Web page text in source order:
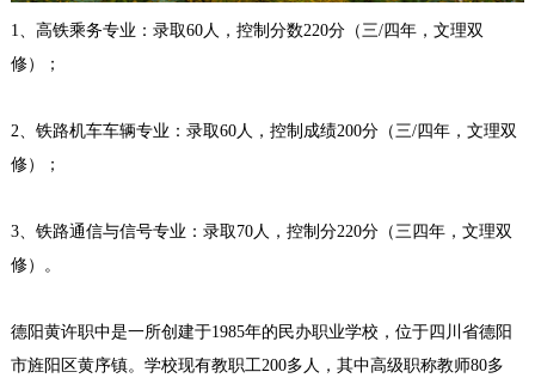
1、 高铁乘务专业：录取60人，控制分数220分（三/四年，文理双
修）；
2、 铁路机车车辆专业：录取60人，控制成绩200分（三/四年，文理双
修）；
3、铁路通信与信号专业：录取70人，控制分220分（三四年，文理双
修）。
德阳黄许职中是一所创建于1985年的民办职业学校，位于四川省德阳
市旌阳区黄序镇。学校现有教职工200多人，其中高级职称教师80多